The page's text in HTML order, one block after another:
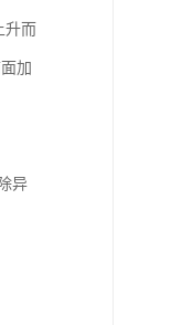
升而
加
异